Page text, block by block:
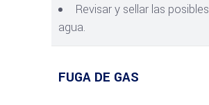
Revisar y sellar las
agua.
FUGA DE GAS